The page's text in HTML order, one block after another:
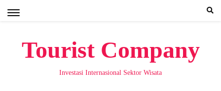
Tourist Company
Investasi Internasional Sektor Wisata